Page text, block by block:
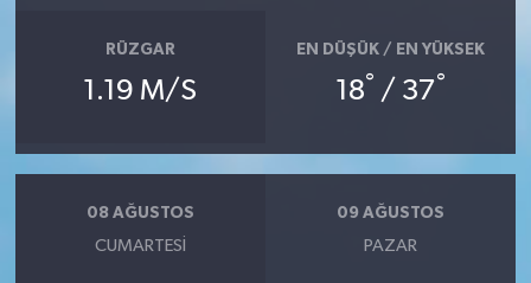
RÜZGAR
1.19 M/S
EN DÜŞÜK / EN YÜKSEK
18° / 37°
08 AĞUSTOS
CUMARTESI
09 AĞUSTOS
PAZAR